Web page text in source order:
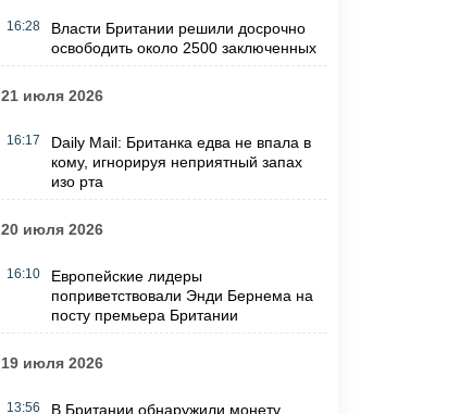
16:28
Власти Британии решили досрочно
освободить около 2500 заключенных
21 июля 2026
16:17
Daily Mail: Британка едва не впала в
кому, игнорируя неприятный запах
изо рта
20 июля 2026
16:10
Европейские лидеры
поприветствовали Энди Бернема на
посту премьера Британии
19 июля 2026
13:56
В Британии обнаружили монету